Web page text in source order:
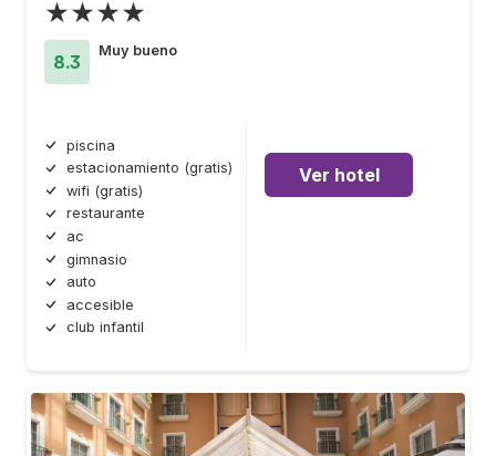
★★★★
8.3
Muy bueno
piscina
estacionamiento (gratis)
wifi (gratis)
restaurante
ac
gimnasio
auto
accesible
club infantil
Ver hotel